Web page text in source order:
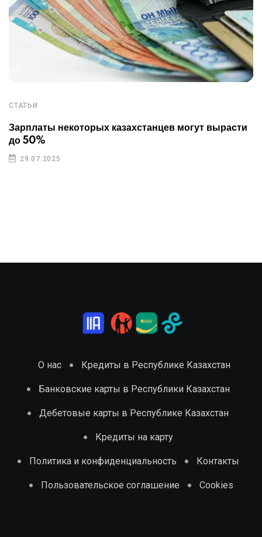
СТАТЬИ
Зарплаты некоторых казахстанцев могут вырасти
до 50%
29.07.2025
О нас Кредиты в Республике Казахстан
Банковские карты в Республики Казахстан
Дебетовые карты в Республике Казахстан
Кредиты на карту
Политика и конфиденциальность Контакты
Пользовательское соглашение Cookies